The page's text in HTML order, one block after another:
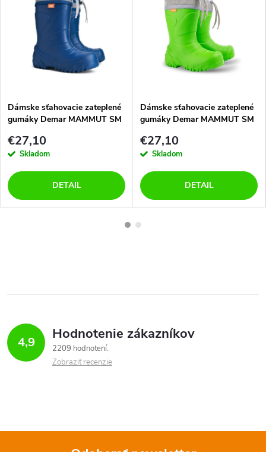
Dámske sťahovacie zateplené
gumáky Demar MAMMUT SM
€27,10
Skladom
DETAIL
Dámske sťahovacie zateplené
gumáky Demar MAMMUT SM
€27,10
Skladom
DETAIL
4,9 Hodnotenie zákazníkov
2209 hodnotení
Zobraziť recenzie